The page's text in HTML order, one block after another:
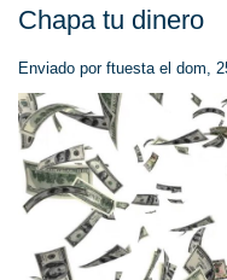
Chapa tu dinero
Enviado por ftuestael dom,